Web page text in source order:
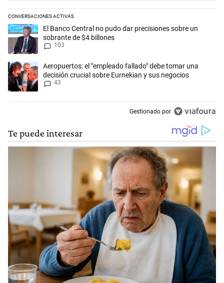
CONVERSACIONES ACTIVAS
Este listado muestra los artículos con más comentarios en los
Un artículo de tendencia con el título "El Banco Central no pudo dar
El Banco Central no pudo dar precisiones sobre un
sobrante de $4 billones
103
Un artículo de tendencia con el título "Aeropuertos: el "empleado
Aeropuertos: el "empleado fallado" debe tomar una
decisión crucial sobre Eurnekian y sus negocios
43
Gestionado por